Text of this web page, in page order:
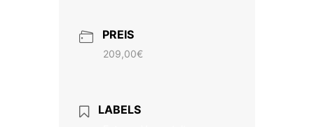
PREIS
209,00€
LABELS